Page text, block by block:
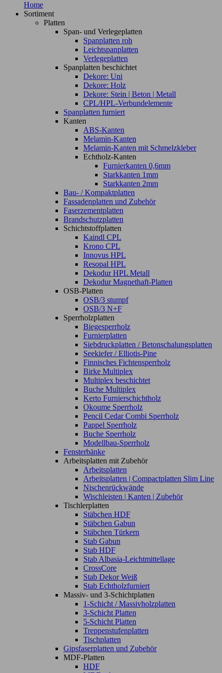
Home
Sortiment
Platten
Span- und Verlegeplatten
Spanplatten roh
Leichtspanplatten
Verlegeplatten
Spanplatten beschichtet
Dekore: Uni
Dekore: Holz
Dekore: Stein | Beton | Metall
CPL/HPL-Verbundelemente
Spanplatten furniert
Kanten
ABS-Kanten
Melamin-Kanten
Melamin-Kanten mit Schmelzkleber
Echtholz-Kanten
Furnierkanten 0,6mm
Starkkanten 1mm
Starkkanten 2mm
Bau- / Kompaktplatten
Fassadenplatten und Zubehör
Faserzementplatten
Brandschutzplatten
Schichtstoffplatten
Kaindl CPL
Krono CPL
Innovus HPL
Resopal HPL
Dekodur HPL Metall
Dekodur Magnethaft-Platten
OSB-Platten
OSB/3 stumpf
OSB/3 N+F
Sperrholzplatten
Biegesperrholz
Furnierplatten
Siebdruckplatten / Betonschalungsplatten
Seekiefer / Elliotis-Pine
Finnisches Fichtensperrholz
Birke Multiplex
Multiplex beschichtet
Buche Multiplex
Kerto Furnierschichtholz
Okoume Sperrholz
Pencil Cedar Combi Sperrholz
Pappel Sperrholz
Buche Sperrholz
Modellbau-Sperrholz
Fensterbänke
Arbeitsplatten mit Zubehör
Arbeitsplatten
Arbeitsplatten | Compactplatten Slim Line
Nischenrückwände
Wischleisten | Kanten | Zubehör
Tischlerplatten
Stäbchen HDF
Stäbchen Gabun
Stäbchen Türkern
Stab Gabun
Stab HDF
Stab Albasia-Leichtmittellage
CrossCore
Stab Dekor Weiß
Stab Echtholzfurniert
Massiv- und 3-Schichtplatten
1-Schicht / Massivholzplatten
3-Schicht Platten
5-Schicht Platten
Treppenstufenplatten
Tischplatten
Gipsfaserplatten und Zubehör
MDF-Platten
HDF